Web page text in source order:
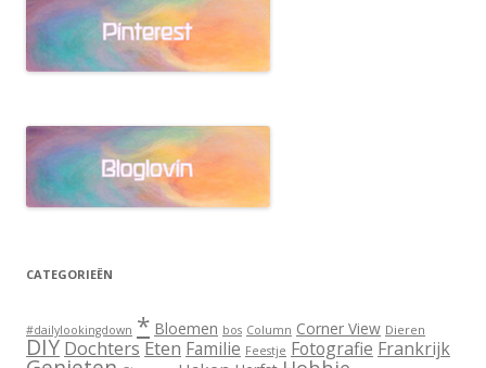
CATEGORIEËN
#dailylookingdown * Bloemen bos Column Corner View Dieren
DIY Dochters Eten Familie Feestje Fotografie Frankrijk